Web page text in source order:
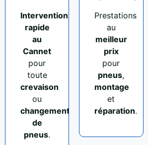
Intervention
rapide
au
Cannet
pour
toute
crevaison
ou
changement
de
pneus.
Prestations
au
meilleur
prix
pour
pneus,
montage
et
réparation.